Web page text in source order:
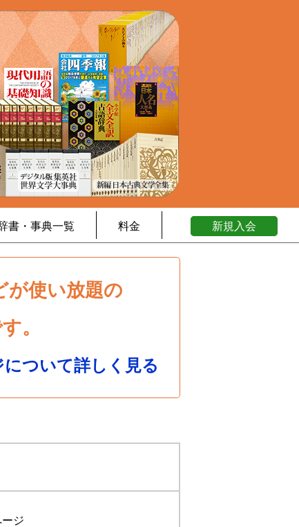
書・事典一覧 料金 新規入会
が使い放題の
。
ついて詳しく見る
ジ